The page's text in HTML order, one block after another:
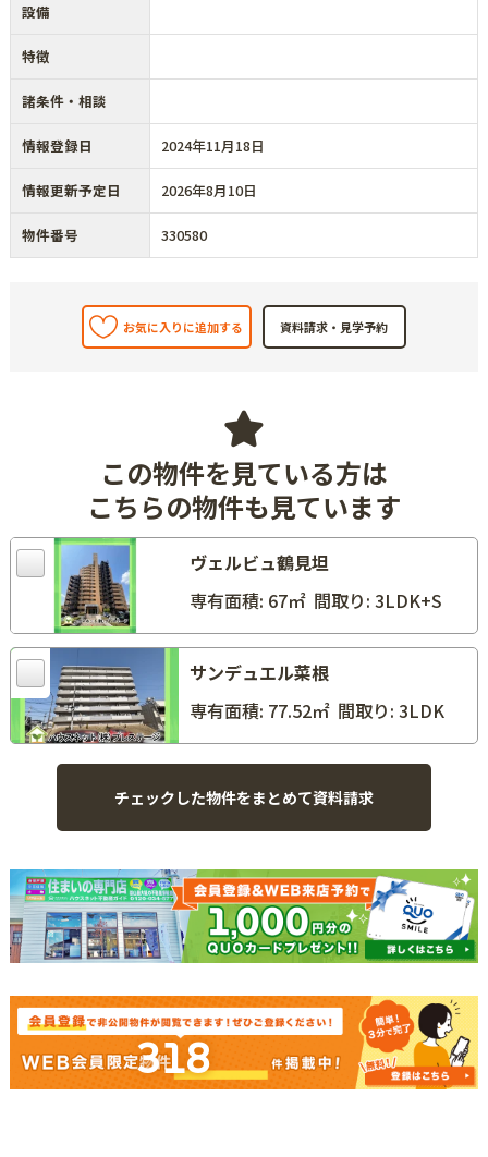
設備
特徴
諸条件・相談
情報登録日 2024年11月18日
情報更新予定日 2026年8月10日
物件番号 330580
お気に入りに追加する
この物件を見ている方は
こちらの物件も見ています
ヴェルビュ鶴見坦
専有面積: 67㎡ 間取り: 3LDK+S
サンデュエル菜根
専有面積: 77.52㎡ 間取り: 3LDK
318